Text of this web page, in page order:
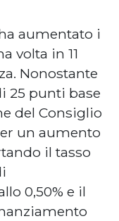
aumentato i
volta in 11
Nonostante
25 punti base
del Consiglio
un aumento
il tasso
0,50% e il